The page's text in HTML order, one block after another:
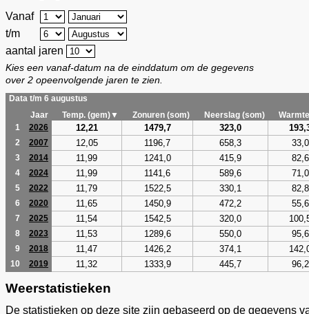
Vanaf
t/m
aantal jaren
Kies een vanaf-datum na de einddatum om de gegevens
over 2 opeenvolgende jaren te zien.
Data t/m 6 augustus
Jaar
Temp. (gem)▼ Zonuren (som) Neerslag (som)
1
2026 12,21 1479,7 323,0
2 2007 12,05 1196,7 658,3 33,0
3 2014 11,99 1241,0 415,9 82,6
4 2024 11,99 1141,6 589,6 71,0
5 2022 11,79 1522,5 330,1 82,8
6 2020 11,65 1450,9 472,2 55,6
7 2025 11,54 1542,5 320,0
8 2023 11,53 1289,6 550,0 95,6
9 2018 11,47 1426,2 374,1
10 2019 11,32 1333,9 445,7 96,2
Weerstatistieken
De statistieken op deze site zijn gebaseerd op de gegevens